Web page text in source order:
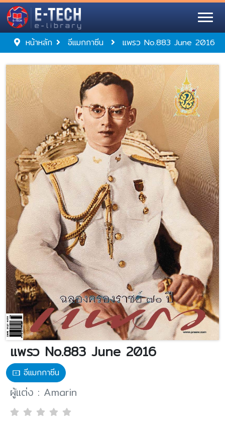
หน้าหลัก อีแมกกาซีน แพรว No.883 June 2016
แพรว No.883 June 2016
อีแมกกาซีน
ผู้แต่ง : Amarin